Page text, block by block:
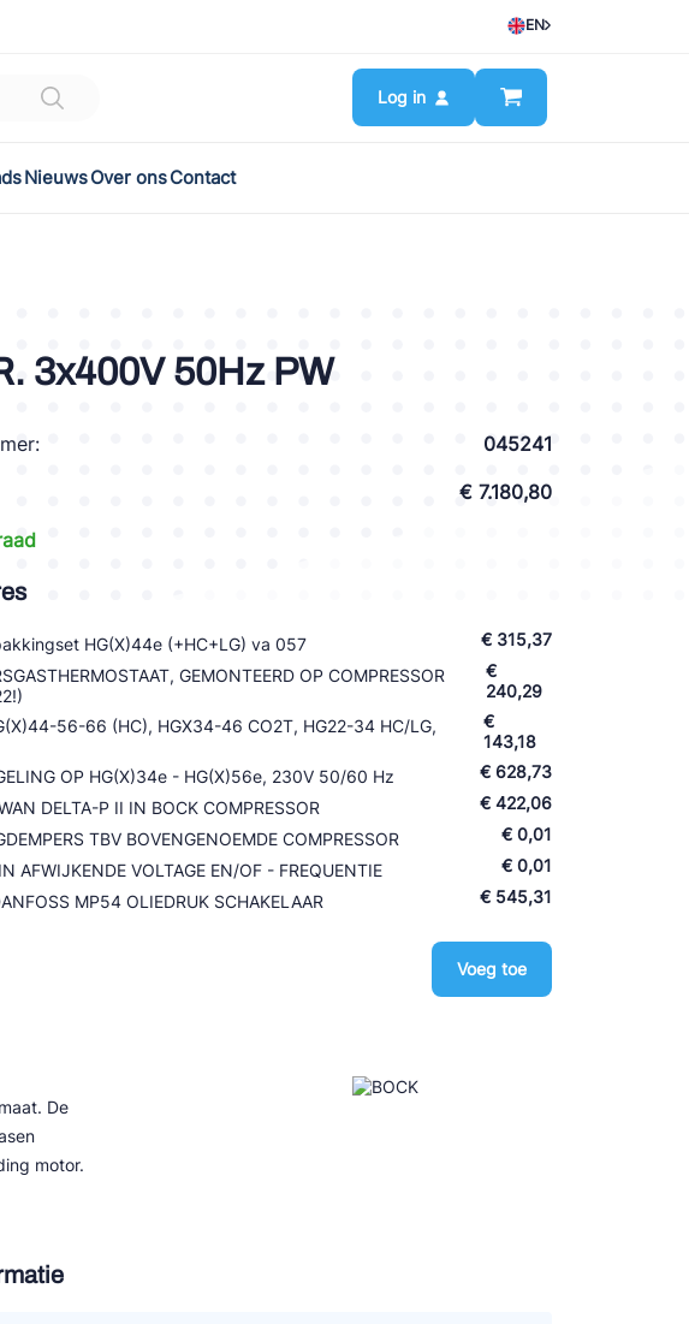
EN
Log in
NieuwsOver onsContact
3x400V 50Hz PW
045241
€ 7.180,80
HG(X)44e (+HC+LG) va 057
€ 315,37
GEMONTEERD OP COMPRESSOR
€
240,29
56-66 (HC), HGX34-46 CO2T, HG22-34 HC/LG,
€
143,18
OP HG(X)34e - HG(X)56e, 230V 50/60 Hz
€ 628,73
DELTA-P II IN BOCK COMPRESSOR
€ 422,06
TBV BOVENGENOEMDE COMPRESSOR
€ 0,01
AFWIJKENDE VOLTAGE EN/OF - FREQUENTIE
€ 0,01
MP54 OLIEDRUK SCHAKELAAR
€ 545,31
Voeg toe
De
motor.